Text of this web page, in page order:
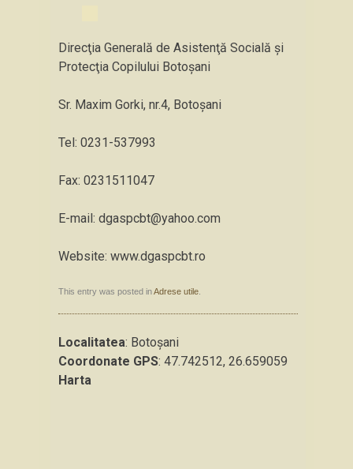
Direcţia Generală de Asistenţă Socială şi
Protecţia Copilului Botoşani
Sr. Maxim Gorki, nr.4, Botoșani
Tel: 0231-537993
Fax: 0231511047
E-mail: dgaspcbt@yahoo.com
Website: www.dgaspcbt.ro
This entry was posted inAdrese utile
Localitatea: Botoşani
Coordonate GPS: 47.742512, 26.659059
Harta